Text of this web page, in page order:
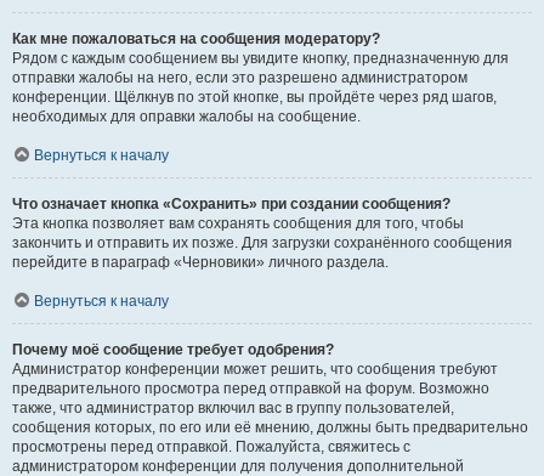
Как мне пожаловаться на сообщения модератору?
Рядом с каждым сообщением вы увидите кнопку, предназначенную для
отправки жалобы на него, если это разрешено администратором
конференции. Щёлкнув по этой кнопке, вы пройдёте через ряд шагов,
необходимых для оправки жалобы на сообщение.
Вернуться к началу
Что означает кнопка «Сохранить» при создании сообщения?
Эта кнопка позволяет вам сохранять сообщения для того, чтобы
закончить и отправить их позже. Для загрузки сохранённого сообщения
перейдите в параграф «Черновики» личного раздела.
Вернуться к началу
Почему моё сообщение требует одобрения?
Администратор конференции может решить, что сообщения требуют
предварительного просмотра перед отправкой на форум. Возможно
также, что администратор включил вас в группу пользователей,
сообщения которых, по его или её мнению, должны быть предварительно
просмотрены перед отправкой. Пожалуйста, свяжитесь с
администратором конференции для получения дополнительной